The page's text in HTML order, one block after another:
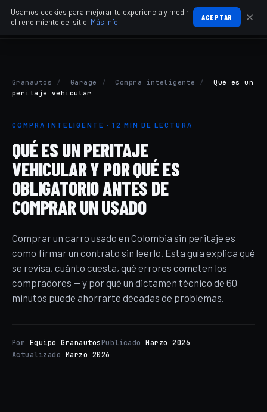
Granautos / Garage / Compra inteligente /
Qué es un
peritaje vehicular
COMPRA INTELIGENTE · 12 MIN DE LECTURA
QUÉ ES UN PERITAJE
VEHICULAR Y POR QUÉ ES
OBLIGATORIO ANTES DE
COMPRAR UN USADO
Comprar un carro usado en Colombia sin peritaje es
como firmar un contrato sin leerlo. Esta guía explica qué
se revisa, cuánto cuesta, qué errores cometen los
compradores — y por qué un dictamen técnico de 60
minutos puede ahorrarte décadas de problemas.
Por Equipo GranautosPublicadoMarzo 2026
Actualizado Marzo 2026
Usamos cookies para mejorar tu experiencia y medir
el rendimiento del sitio. Más info. ACEPTAR